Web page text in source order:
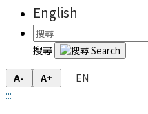
English
搜尋
A- A+
EN
:::